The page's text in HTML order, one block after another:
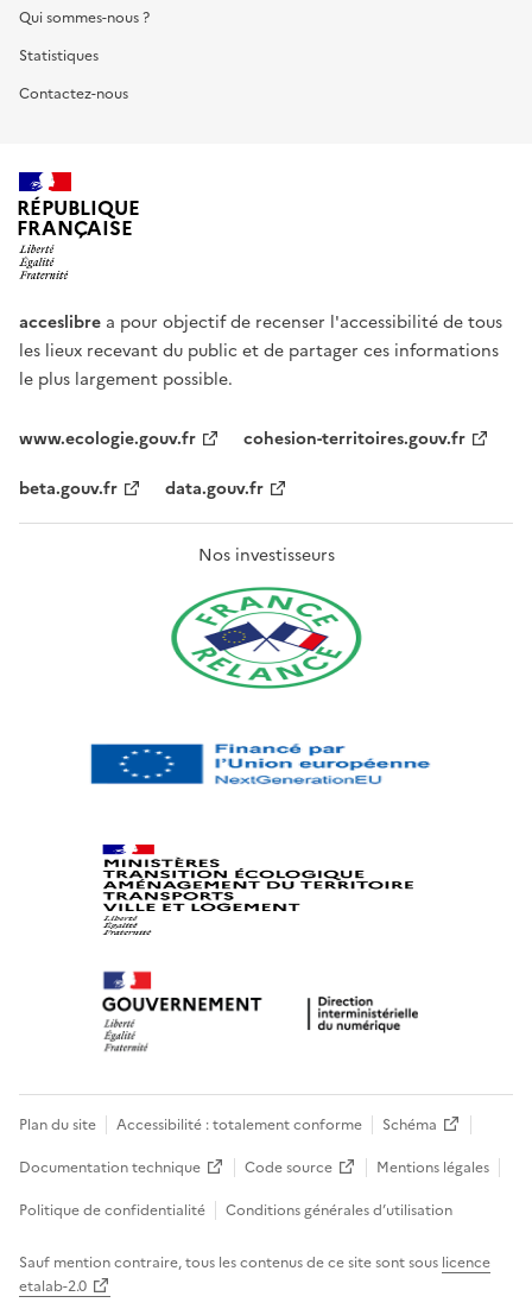
Qui sommes-nous ?
Statistiques
Contactez-nous
RÉPUBLIQUE
FRANÇAISE
acceslibre a pour objectif de recenser l'accessibilité de tous
les lieux recevant du public et de partager ces informations
le plus largement possible.
www.ecologie.gouv.fr
cohesion-territoires.gouv.fr
beta.gouv.fr
data.gouv.fr
Nos investisseurs
Plan du site Accessibilité : totalement conforme
Schéma
Documentation technique
Code source
Mentions légales
Politique de confidentialité
Conditions générales d’utilisation
Sauf mention contraire, tous les contenus de ce site sont sous licence
etalab-2.0